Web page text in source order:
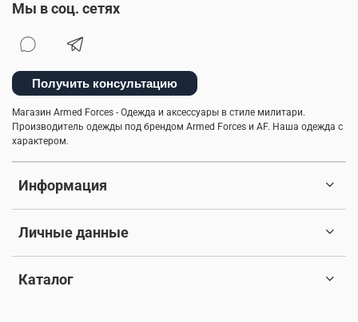
Информация
Личные данные
Каталог
Мы в соц. сетях
Получить консультацию
Магазин Armed Forces - Одежда и аксессуары в стиле милитари.
Производитель одежды под брендом Armed Forces и AF. Наша одежда с
характером.